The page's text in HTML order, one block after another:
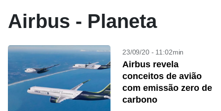
Airbus - Planeta
23/09/20 - 11:02min
Airbus revela
conceitos de avião
com emissão zero de
carbono